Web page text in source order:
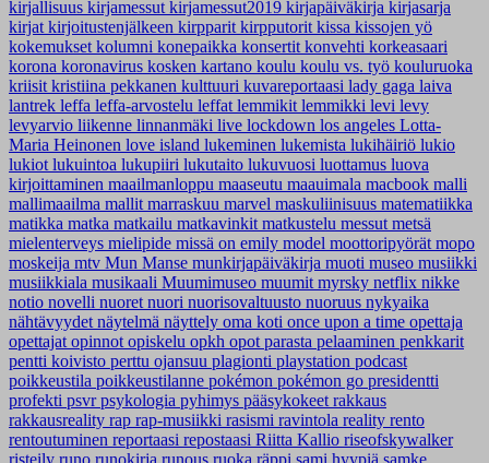
kirjallisuus kirjamessut kirjamessut2019 kirjapäiväkirja kirjasarja
kirjat kirjoitustenjälkeen kirpparit kirpputorit kissa kissojen yö
kokemukset kolumni konepaikka konsertit konvehti korkeasaari
korona koronavirus kosken kartano koulu koulu vs. työ kouluruoka
kriisit kristiina pekkanen kulttuuri kuvareportaasi lady gaga laiva
lantrek leffa leffa-arvostelu leffat lemmikit lemmikki levi levy
levyarvio liikenne linnanmäki live lockdown los angeles Lotta-
Maria Heinonen love island lukeminen lukemista lukihäiriö lukio
lukiot lukuintoa lukupiiri lukutaito lukuvuosi luottamus luova
kirjoittaminen maailmanloppu maaseutu maauimala macbook malli
mallimaailma mallit marraskuu marvel maskuliinisuus matematiikka
matikka matka matkailu matkavinkit matkustelu messut metsä
mielenterveys mielipide missä on emily model moottoripyörät mopo
moskeija mtv Mun Manse munkirjapäiväkirja muoti museo musiikki
musiikkiala musikaali Muumimuseo muumit myrsky netflix nikke
notio novelli nuoret nuori nuorisovaltuusto nuoruus nykyaika
nähtävyydet näytelmä näyttely oma koti once upon a time opettaja
opettajat opinnot opiskelu opkh opot parasta pelaaminen penkkarit
pentti koivisto perttu ojansuu plagionti playstation podcast
poikkeustila poikkeustilanne pokémon pokémon go presidentti
profekti psvrpsykologia pyhimys pääsykokeet rakkaus
rakkausreality rap rap-musiikki rasismi ravintola reality rento
rentoutuminen reportaasi repostaasi Riitta Kallio riseofskywalker
risteily runo runokirja runous ruoka räppi sami hyypiä samke